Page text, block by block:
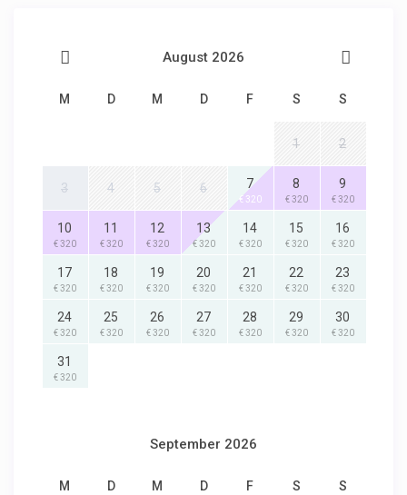
August 2026
M D M D F S S
1 2
3 4 5 6 7
€ 320
8
€ 320
9
€ 320
10
€ 320
11
€ 320
12
€ 320
13
€ 320
14
€ 320
15
€ 320
16
€ 320
17
€ 320
18
€ 320
19
€ 320
20
€ 320
21
€ 320
22
€ 320
23
€ 320
24
€ 320
25
€ 320
26
€ 320
27
€ 320
28
€ 320
29
€ 320
30
€ 320
31
€ 320
September 2026
M D M D F S S